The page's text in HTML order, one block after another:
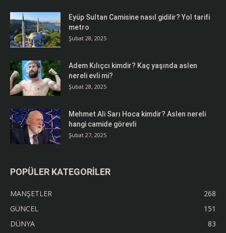
Eyüp Sultan Camisine nasıl gidilir? Yol tarifi
metro
Şubat 28, 2025
Adem Kılıçcı kimdir? Kaç yaşında aslen
nereli evli mi?
Şubat 28, 2025
Mehmet Ali Sarı Hoca kimdir? Aslen nereli
hangi camide görevli
Şubat 27, 2025
POPÜLER KATEGORİLER
MANŞETLER
268
GÜNCEL
151
DÜNYA
83